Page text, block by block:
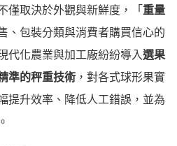
僅取決於外觀與新鮮度，「重量
、包裝分類與消費者購買信心的
代化農業與加工廠紛紛導入選果
準的秤重技術 ，對各式球形果實
提升效率、降低人工錯誤，並為